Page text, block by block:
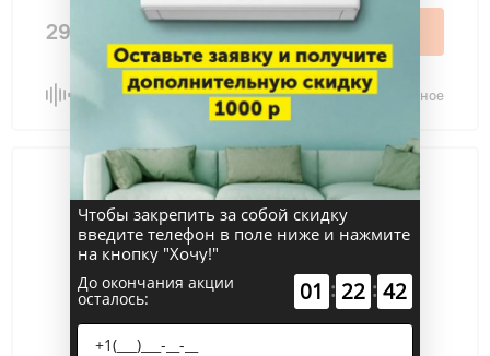
29 500 ₽ В корзину
Сравнить В избранное
Чтобы закрепить за собой скидку
введите телефон в поле ниже и нажмите
на кнопку "Хочу!"
До окончания акции
осталось: 01 : 22 : 41